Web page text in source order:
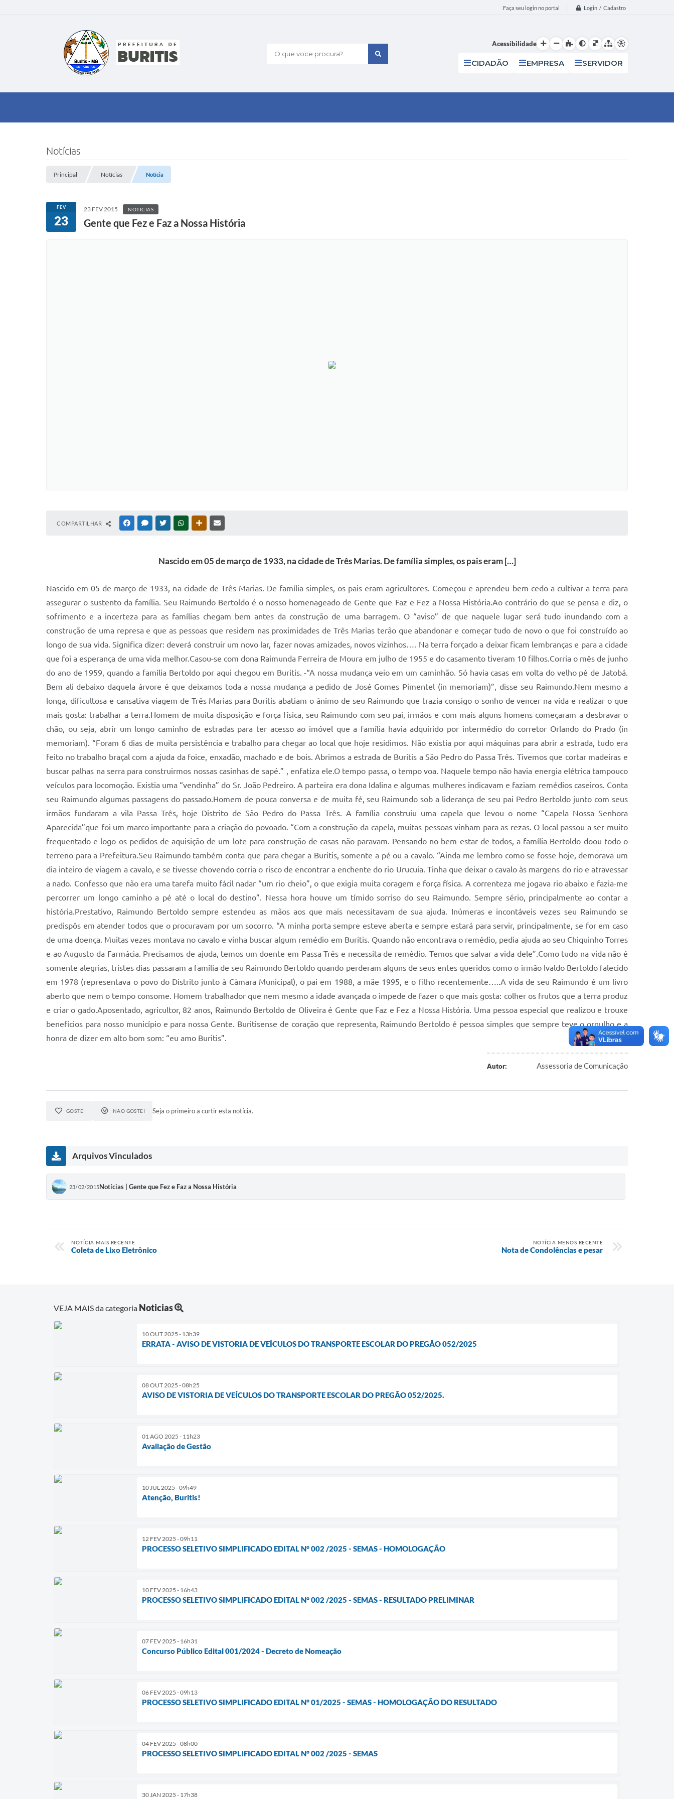
Faça seu login no portal Login / Cadastro
O que voce procura?
Acessibilidade
CIDADÃO EMPRESA SERVIDOR
Notícias
Principal Notícias Notícia
FEV
23
23 FEV 2015 NOTICIAS
Gente que Fez e Faz a Nossa História
COMPARTILHAR FACEBOOKMESSENGER
TWITTERWHATSAPPOUTRAS MÍDIAS
Nascido em 05 de março de 1933, na cidade de Três Marias. De família simples, os pais eram […]
Nascido em 05 de março de 1933, na cidade de Três Marias. De família simples, os pais eram agricultores. Começou e aprendeu bem cedo a cultivar a terra para
assegurar o sustento da família. Seu Raimundo Bertoldo é o nosso homenageado de Gente que Faz e Fez a Nossa História.Ao contrário do que se pensa e diz, o
sofrimento e a incerteza para as famílias chegam bem antes da construção de uma barragem. O “aviso” de que naquele lugar será tudo inundando com a
construção de uma represa e que as pessoas que residem nas proximidades de Três Marias terão que abandonar e começar tudo de novo o que foi construído ao
longo de sua vida. Significa dizer: deverá construir um novo lar, fazer novas amizades, novos vizinhos…. Na terra forçado a deixar ficam lembranças e para a cidade
que foi a esperança de uma vida melhor.Casou-se com dona Raimunda Ferreira de Moura em julho de 1955 e do casamento tiveram 10 filhos.Corria o mês de junho
do ano de 1959, quando a família Bertoldo por aqui chegou em Buritis. -“A nossa mudança veio em um caminhão. Só havia casas em volta do velho pé de Jatobá.
Bem ali debaixo daquela árvore é que deixamos toda a nossa mudança a pedido de José Gomes Pimentel (in memoriam)”, disse seu Raimundo.Nem mesmo a
longa, dificultosa e cansativa viagem de Três Marias para Buritis abatiam o ânimo de seu Raimundo que trazia consigo o sonho de vencer na vida e realizar o que
mais gosta: trabalhar a terra.Homem de muita disposição e força física, seu Raimundo com seu pai, irmãos e com mais alguns homens começaram a desbravar o
chão, ou seja, abrir um longo caminho de estradas para ter acesso ao imóvel que a família havia adquirido por intermédio do corretor Orlando do Prado (in
memoriam). “Foram 6 dias de muita persistência e trabalho para chegar ao local que hoje residimos. Não existia por aqui máquinas para abrir a estrada, tudo era
feito no trabalho braçal com a ajuda da foice, enxadão, machado e de bois. Abrimos a estrada de Buritis a São Pedro do Passa Três. Tivemos que cortar madeiras e
buscar palhas na serra para construirmos nossas casinhas de sapé.” , enfatiza ele.O tempo passa, o tempo voa. Naquele tempo não havia energia elétrica tampouco
veículos para locomoção. Existia uma “vendinha” do Sr. João Pedreiro. A parteira era dona Idalina e algumas mulheres indicavam e faziam remédios caseiros. Conta
seu Raimundo algumas passagens do passado.Homem de pouca conversa e de muita fé, seu Raimundo sob a liderança de seu pai Pedro Bertoldo junto com seus
irmãos fundaram a vila Passa Três, hoje Distrito de São Pedro do Passa Três. A família construiu uma capela que levou o nome “Capela Nossa Senhora
Aparecida”que foi um marco importante para a criação do povoado. “Com a construção da capela, muitas pessoas vinham para as rezas. O local passou a ser muito
frequentado e logo os pedidos de aquisição de um lote para construção de casas não paravam. Pensando no bem estar de todos, a família Bertoldo doou todo o
terreno para a Prefeitura.Seu Raimundo também conta que para chegar a Buritis, somente a pé ou a cavalo. “Ainda me lembro como se fosse hoje, demorava um
dia inteiro de viagem a cavalo, e se tivesse chovendo corria o risco de encontrar a enchente do rio Urucuia. Tinha que deixar o cavalo às margens do rio e atravessar
a nado. Confesso que não era uma tarefa muito fácil nadar “um rio cheio”, o que exigia muita coragem e força física. A correnteza me jogava rio abaixo e fazia-me
percorrer um longo caminho a pé até o local do destino”. Nessa hora houve um tímido sorriso do seu Raimundo. Sempre sério, principalmente ao contar a
história.Prestativo, Raimundo Bertoldo sempre estendeu as mãos aos que mais necessitavam de sua ajuda. Inúmeras e incontáveis vezes seu Raimundo se
predispôs em atender todos que o procuravam por um socorro. “A minha porta sempre esteve aberta e sempre estará para servir, principalmente, se for em caso
de uma doença. Muitas vezes montava no cavalo e vinha buscar algum remédio em Buritis. Quando não encontrava o remédio, pedia ajuda ao seu Chiquinho Torres
e ao Augusto da Farmácia. Precisamos de ajuda, temos um doente em Passa Três e necessita de remédio. Temos que salvar a vida dele”.Como tudo na vida não é
somente alegrias, tristes dias passaram a família de seu Raimundo Bertoldo quando perderam alguns de seus entes queridos como o irmão Ivaldo Bertoldo falecido
em 1978 (representava o povo do Distrito junto à Câmara Municipal), o pai em 1988, a mãe 1995, e o filho recentemente…..A vida de seu Raimundo é um livro
aberto que nem o tempo consome. Homem trabalhador que nem mesmo a idade avançada o impede de fazer o que mais gosta: colher os frutos que a terra produz
e criar o gado.Aposentado, agricultor, 82 anos, Raimundo Bertoldo de Oliveira é Gente que Faz e Fez a Nossa História. Uma pessoa especial que realizou e trouxe
benefícios para nosso município e para nossa Gente. Buritisense de coração que representa, Raimundo Bertoldo é pessoa simples que sempre teve o orgulho e a
honra de dizer em alto bom som: “eu amo Buritis”.
Autor: Assessoria de Comunicação
GOSTEI NÃO GOSTEI Seja o primeiro a curtir esta notícia.
Arquivos Vinculados
23/02/2015Notícias | Gente que Fez e Faz a Nossa História
NOTÍCIA MAIS RECENTE
Coleta de Lixo Eletrônico
NOTÍCIA MENOS RECENTE
Nota de Condolências e pesar
VEJA MAIS da categoria Noticias
10 OUT 2025 - 13h39
ERRATA - AVISO DE VISTORIA DE VEÍCULOS DO TRANSPORTE ESCOLAR DO PREGÃO 052/2025
08 OUT 2025 - 08h25
AVISO DE VISTORIA DE VEÍCULOS DO TRANSPORTE ESCOLAR DO PREGÃO 052/2025.
01 AGO 2025 - 11h23
Avaliação de Gestão
10 JUL 2025 - 09h49
Atenção, Buritis!
12 FEV 2025 - 09h11
PROCESSO SELETIVO SIMPLIFICADO EDITAL N° 002 /2025 - SEMAS - HOMOLOGAÇÃO
10 FEV 2025 - 16h43
PROCESSO SELETIVO SIMPLIFICADO EDITAL N° 002 /2025 - SEMAS - RESULTADO PRELIMINAR
07 FEV 2025 - 16h31
Concurso Público Edital 001/2024 - Decreto de Nomeação
06 FEV 2025 - 09h13
PROCESSO SELETIVO SIMPLIFICADO EDITAL N° 01/2025 - SEMAS - HOMOLOGAÇÃO DO RESULTADO
04 FEV 2025 - 08h00
PROCESSO SELETIVO SIMPLIFICADO EDITAL N° 002 /2025 - SEMAS
30 JAN 2025 - 17h38